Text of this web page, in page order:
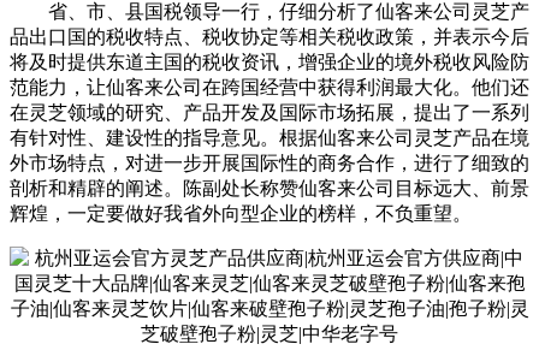
省、市、县国税领导一行，仔细分析了仙客来公司灵芝产
品出口国的税收特点、税收协定等相关税收政策，并表示今后
将及时提供东道主国的税收资讯，增强企业的境外税收风险防
范能力，让仙客来公司在跨国经营中获得利润最大化。他们还
在灵芝领域的研究、产品开发及国际市场拓展，提出了一系列
有针对性、建设性的指导意见。根据仙客来公司灵芝产品在境
外市场特点，对进一步开展国际性的商务合作，进行了细致的
剖析和精辟的阐述。陈副处长称赞仙客来公司目标远大、前景
辉煌，一定要做好我省外向型企业的榜样，不负重望。